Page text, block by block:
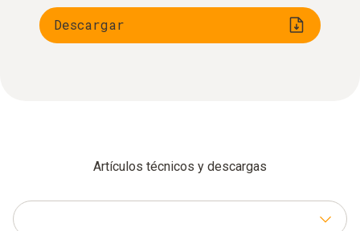
Software testo Saveris y cockpit
Descargar
Artículos técnicos y descargas